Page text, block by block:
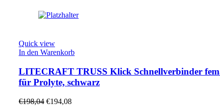
Quick view
In den Warenkorb
LITECRAFT TRUSS Klick Schnellverbinder
für Prolyte, schwarz
€198,04 €194,08